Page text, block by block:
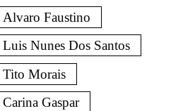
Alvaro Faustino
Luis Nunes Dos Santos
Tito Morais
Carina Gaspar